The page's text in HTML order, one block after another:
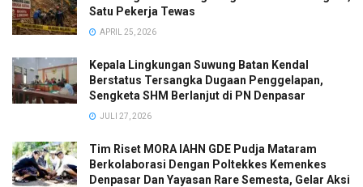
Satu Pekerja Tewas
APRIL 25, 2026
Kepala Lingkungan Suwung Batan Kendal
Berstatus Tersangka Dugaan Penggelapan,
Sengketa SHM Berlanjut di PN Denpasar
JULI 27, 2026
Tim Riset MORA IAHN GDE Pudja Mataram
Berkolaborasi Dengan Poltekkes Kemenkes
Denpasar Dan Yayasan Rare Semesta, Gelar Aksi